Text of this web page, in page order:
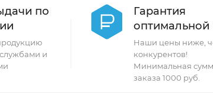
по
и
Гарантия
Наши цены ниже,
конкурентов!
Минимальная
заказа 1000 руб.